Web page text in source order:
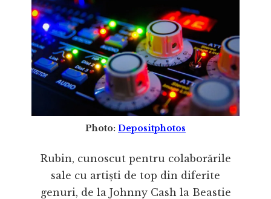
Photo: Depositphotos
Rubin, cunoscut pentru colaborările
sale cu artiști de top din diferite
genuri, de la Johnny Cash la Beastie